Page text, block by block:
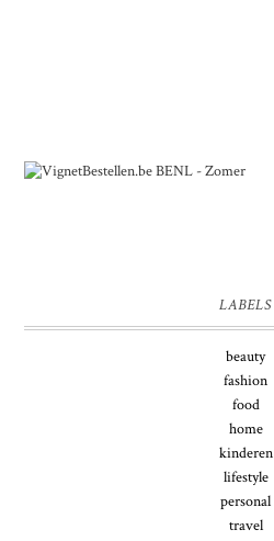
LABELS
beauty
fashion
food
home
kinderen
lifestyle
personal
travel